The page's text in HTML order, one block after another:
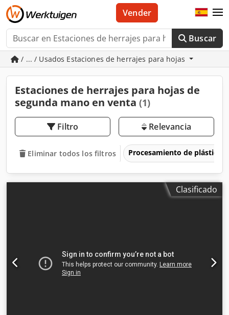
Buscar
Vender
/ ... / Usados Estaciones de herrajes para hojas
Estaciones de herrajes para hojas de
segunda mano en venta (1)
Filtro Relevancia
Eliminar todos los filtros Procesamiento de plásticos
Clasificado